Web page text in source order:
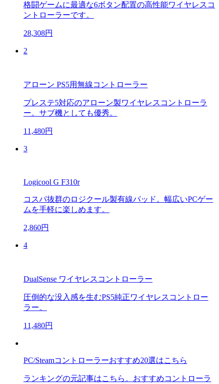
格闘ゲームに最適な6ボタン配置の高性能ワイヤレスコ
ントローラーです。
28,308円
2
アローン PS5用無線コントローラー
プレステ5対応のアローン製ワイヤレスコントローラ
ー。サブ機としても優秀。
11,480円
3
Logicool G F310r
コスパ抜群のロジクール製有線パッド。幅広いPCゲー
ムを手軽に楽しめます。
2,860円
4
DualSense ワイヤレスコントローラー
圧倒的な没入感を生むPS5純正ワイヤレスコントロー
ラー。
11,480円
PC/Steamコントローラーおすすめ20選はこちら
ランキングの元記事はこちら。おすすめコントローラ